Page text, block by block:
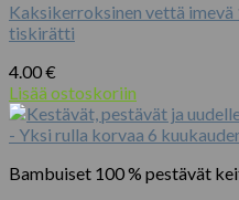
Kaksikerroksinen vettä
tiskirätti
4.00€
Lisää ostoskoriin
Bambuiset 100 % pestävät